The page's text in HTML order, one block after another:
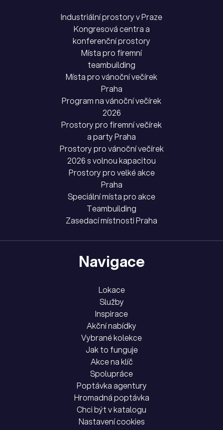
Industriální prostory v Praze
Kongresová centra a
konferenční prostory
Místa pro firemní
teambuilding
Místa pro vánoční večírek
Praha
Program na vánoční večírek
2026
Prostory pro firemní večírek
a party Praha
Prostory pro vánoční večírek
2026 s volnou kapacitou
Prostory pro velké akce
Praha
Speciální místa pro akce
Teambuilding
Zasedací místnosti Praha
Navigace
Lokace
Služby
Inspirace
Akční nabídky
Vybrané kolekce
Jak to funguje
Akce na klíč
Spolupráce
Poptávka agentury
Hromadná poptávka
Chci být v katalogu
Nastavení cookies